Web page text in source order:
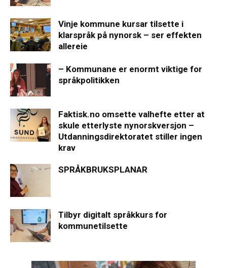
Vinje kommune kursar tilsette i
klarspråk på nynorsk – ser effekten
allereie
– Kommunane er enormt viktige for
språkpolitikken
Faktisk.no omsette valhefte etter at
skule etterlyste nynorskversjon –
Utdanningsdirektoratet stiller ingen
krav
SPRÅKBRUKSPLANAR
Tilbyr digitalt språkkurs for
kommunetilsette